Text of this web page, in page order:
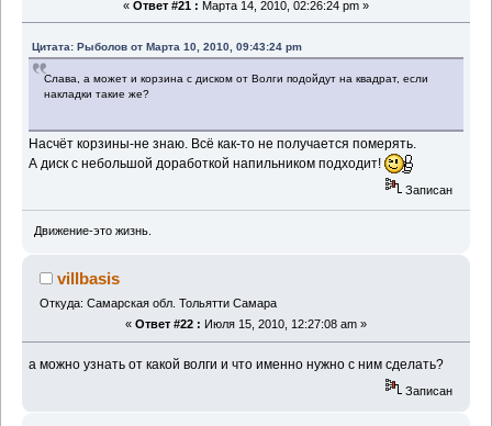
« Ответ #21 : Марта 14, 2010, 02:26:24 pm »
Цитата: Рыболов от Марта 10, 2010, 09:43:24 pm
Слава, а может и корзина с диском от Волги подойдут на квадрат, если
накладки такие же?
Насчёт корзины-не знаю. Всё как-то не получается померять.
А диск с небольшой доработкой напильником подходит!
Записан
Движение-это жизнь.
villbasis
Откуда: Самарская обл. Тольятти Самара
« Ответ #22 : Июля 15, 2010, 12:27:08 am »
а можно узнать от какой волги и что именно нужно с ним сделать?
Записан